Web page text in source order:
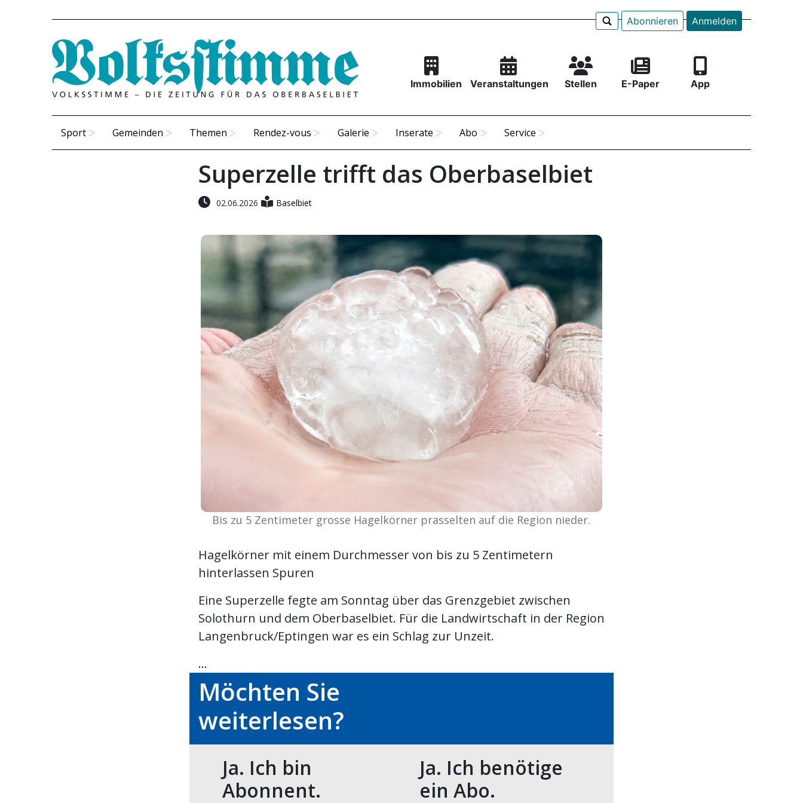
Abonnieren Anmelden
Immobilien Veranstaltungen Stellen E-Paper App
Sport Gemeinden Themen Rendez-vous Galerie Inserate Abo Service
Superzelle trifft das Oberbaselbiet
02.06.2026 Baselbiet
Bis zu 5 Zentimeter grosse Hagelkörner prasselten auf die Region nieder.
Hagelkörner mit einem Durchmesser von bis zu 5 Zentimetern
hinterlassen Spuren
Eine Superzelle fegte am Sonntag über das Grenzgebiet zwischen
Solothurn und dem Oberbaselbiet. Für die Landwirtschaft in der Region
Langenbruck/Eptingen war es ein Schlag zur Unzeit.
...
Möchten Sie
weiterlesen?
Ja. Ich bin
Abonnent.
Ja. Ich benötige
ein Abo.